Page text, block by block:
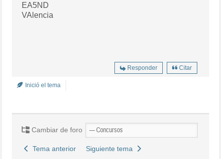
EA5ND
VAlencia
Responder Citar
Inició el tema
Cambiar de foro
Tema anterior Siguiente tema